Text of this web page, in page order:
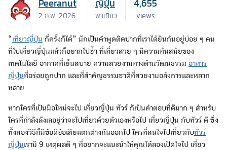
Peeranut
2 ก.พ. 2026
ญี่ปุ่น
พาเที่ยว
4,655
views
“เที่ยวญี่ปุ่น กี่ครั้งก็ได้” มักเป็นคำพูดติดปากที่เราได้ยินกันอยู่บ่อย ๆ คน
ที่ไปเที่ยวญี่ปุ่นแล้วก็อยากไปซ้ำ ที่เที่ยวสวย ๆ มีความทันสมัยของ
เทคโนโลยี อากาศที่เย็นสบาย ความสวยงามทางด้านวัฒนธรรม อาหาร
ญี่ปุ่นที่อร่อยถูกปาก และที่สำคัญธรรมชาติที่สวยงามอลังการและหลาก
หลาย
หากใครที่เป็นมือใหม่จะไป เที่ยวญี่ปุ่น ทัวร์ ก็เป็นคำตอบที่ดีมาก ๆ สำหรับ
ใครที่กำลังลังเลอยู่ว่าจะไปเที่ยวด้วยตัวเองหรือไป เที่ยวญี่ปุ่น กับทัวร์ ดี ซึ่ง
ทั้งสองวิธีก็มีข้อดีข้อเสียแตกต่างกันออกไป ใครที่สนใจไปเที่ยวกับทัวร์
ญี่ปุ่นเรามี 9 เหตุผลดี ๆ ที่อยากจะแนะนำให้คุณได้ลองเปิดใจไป เที่ยว